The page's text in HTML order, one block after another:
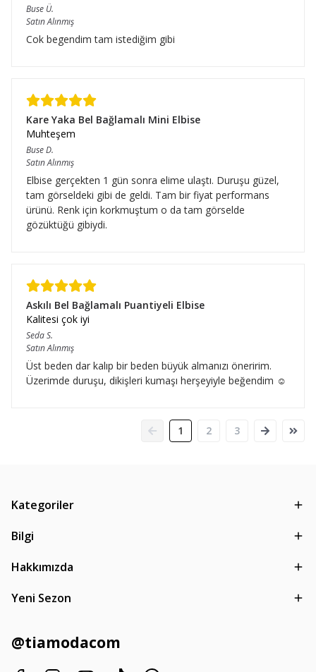
Buse Ü.
Satın Alınmış
Cok begendim tam istediğim gibi
Kare Yaka Bel Bağlamalı Mini Elbise
Muhteşem
BuseD.
Satın Alınmış
Elbise gerçekten 1 gün sonra elime ulaştı. Duruşu güzel,
tam görseldeki gibi de geldi. Tam bir fiyat performans
ürünü. Renk için korkmuştum o da tam görselde
gözüktüğü gibiydi.
Askılı Bel Bağlamalı Puantiyeli Elbise
Kalitesi çok iyi
SedaS.
Satın Alınmış
Üst beden dar kalıp bir beden büyük almanızı öneririm.
Üzerimde duruşu, dikişleri kumaşı herşeyiyle beğendim ☺️
1 2 3
Kategoriler
Bilgi
Hakkımızda
Yeni Sezon
@tiamodacom